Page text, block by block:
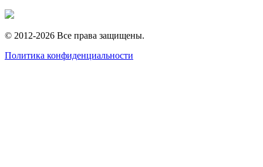
© 2012-2026 Все права защищены.
Политика конфиденциальности